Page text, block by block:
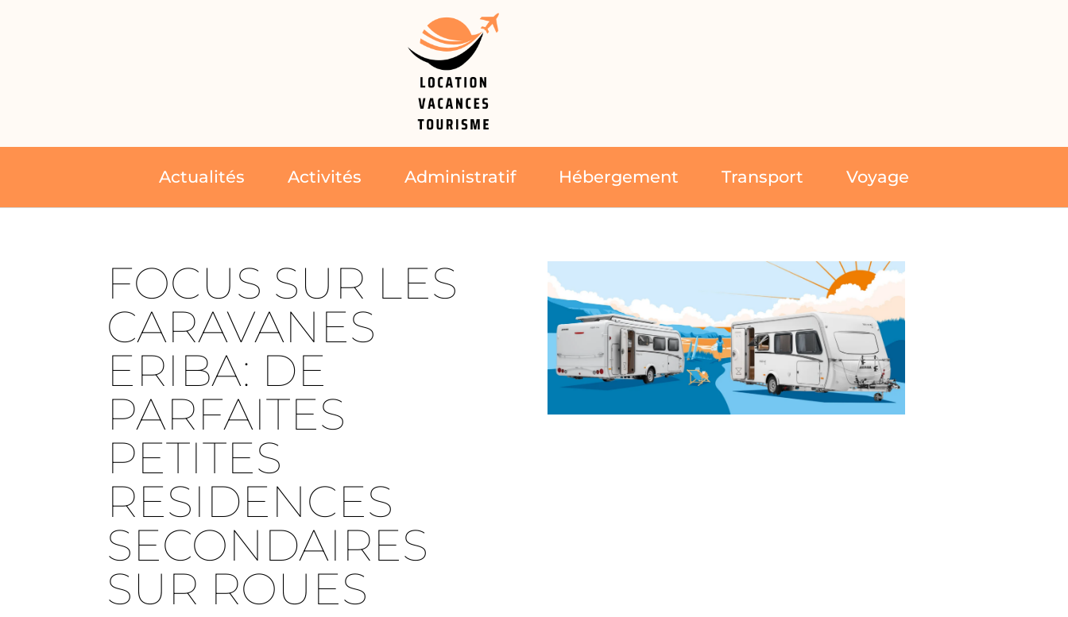
Actualités Activités Administratif Hébergement Transport Voyage
FOCUS SUR LES
CARAVANES
ERIBA: DE
PARFAITES
PETITES
RESIDENCES
SECONDAIRES
SUR ROUES